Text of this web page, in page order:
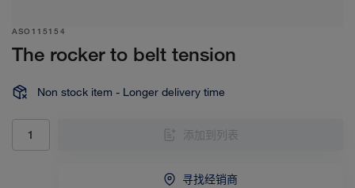
ASO115154
The rocker to belt tension
Non stock item - Longer delivery time
寻找经销商
添加到列表